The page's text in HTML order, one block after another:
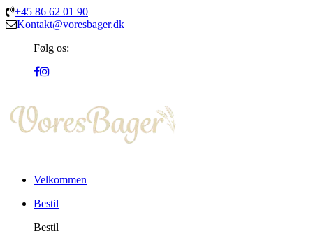
+45 86 62 01 90
Kontakt@voresbager.dk
Følg os:
Velkommen
Bestil
Bestil